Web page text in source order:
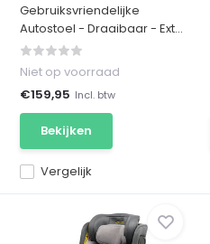
Gebruiksvriendelijke
Autostoel - Draaibaar - Ext...
Vergelijk
Niet op voorraad
€159,95 Incl. btw
Bekijken